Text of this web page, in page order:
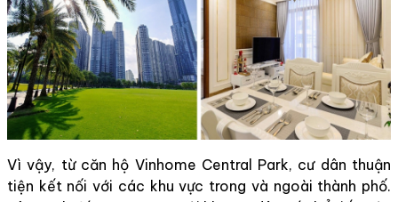
Vì vậy, từ căn hộ Vinhome Central Park, cư dân thuận
tiện kết nối với các khu vực trong và ngoài thành phố.